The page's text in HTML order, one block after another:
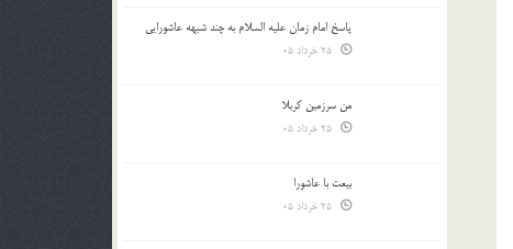
پاسخ امام زمان علیه السلام به چند شبهه عاشورایی
من سرزمین کربلا
بیعت با عاشورا